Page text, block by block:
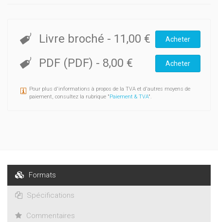
Livre broché - 11,00 € Acheter
PDF (PDF) - 8,00 € Acheter
Pour plus d'informations à propos de la TVA et d'autres moyens de
paiement, consultez la rubrique "Paiement & TVA".
Formats
Spécifications
Commentaires